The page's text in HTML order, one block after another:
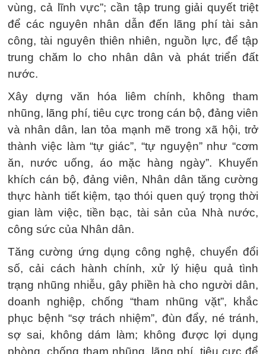
vùng, cả lĩnh vực”; cần tập trung giải quyết triệt
để các nguyên nhân dẫn đến lãng phí tài sản
công, tài nguyên thiên nhiên, nguồn lực, để tập
trung chăm lo cho nhân dân và phát triển đất
nước.
Xây dựng văn hóa liêm chính, không tham
nhũng, lãng phí, tiêu cực trong cán bộ, đảng viên
và nhân dân, lan tỏa mạnh mẽ trong xã hội, trở
thành việc làm “tự giác”, “tự nguyện” như “cơm
ăn, nước uống, áo mặc hàng ngày”. Khuyến
khích cán bộ, đảng viên, Nhân dân tăng cường
thực hành tiết kiệm, tạo thói quen quý trọng thời
gian làm việc, tiền bạc, tài sản của Nhà nước,
công sức của Nhân dân.
Tăng cường ứng dụng công nghệ, chuyển đổi
số, cải cách hành chính, xử lý hiệu quả tình
trạng nhũng nhiễu, gây phiền hà cho người dân,
doanh nghiệp, chống “tham nhũng vặt”, khắc
phục bệnh “sợ trách nhiệm”, đùn đẩy, né tránh,
sợ sai, không dám làm; không được lợi dụng
phòng, chống tham nhũng, lãng phí, tiêu cực để